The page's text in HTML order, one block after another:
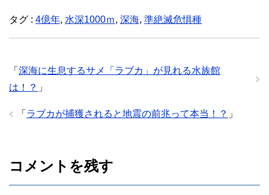
タグ : 4億年, 水深1000ｍ, 深海, 準絶滅危惧種
「 深海に生息するサメ「ラブカ」が見れる水族館
は！？ 」
「 ラブカが捕獲されると地震の前兆って本当！？ 」
コメントを残す